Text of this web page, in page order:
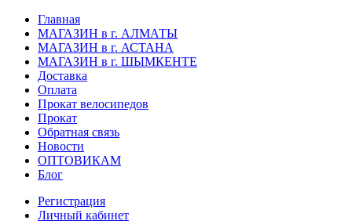
Главная
МАГАЗИН в г. АЛМАТЫ
МАГАЗИН в г. АСТАНА
МАГАЗИН в г. ШЫМКЕНТЕ
Доставка
Оплата
Прокат велосипедов
Прокат
Обратная связь
Новости
ОПТОВИКАМ
Блог
Регистрация
Личный кабинет